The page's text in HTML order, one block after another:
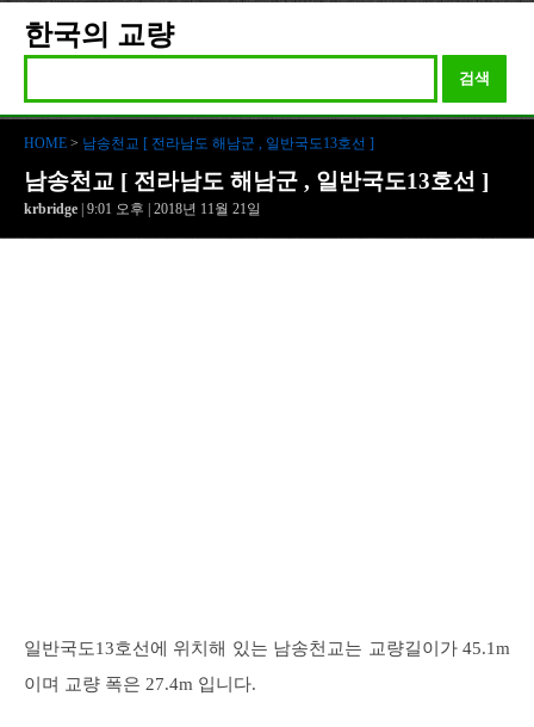
한국의 교량
검색
HOME > 남송천교 [ 전라남도 해남군 , 일반국도13호선 ]
남송천교 [ 전라남도 해남군 , 일반국도13호선 ]
krbridge | 9:01 오후 | 2018년 11월 21일
일반국도13호선에 위치해 있는 남송천교는 교량길이가 45.1m
이며 교량 폭은 27.4m 입니다.